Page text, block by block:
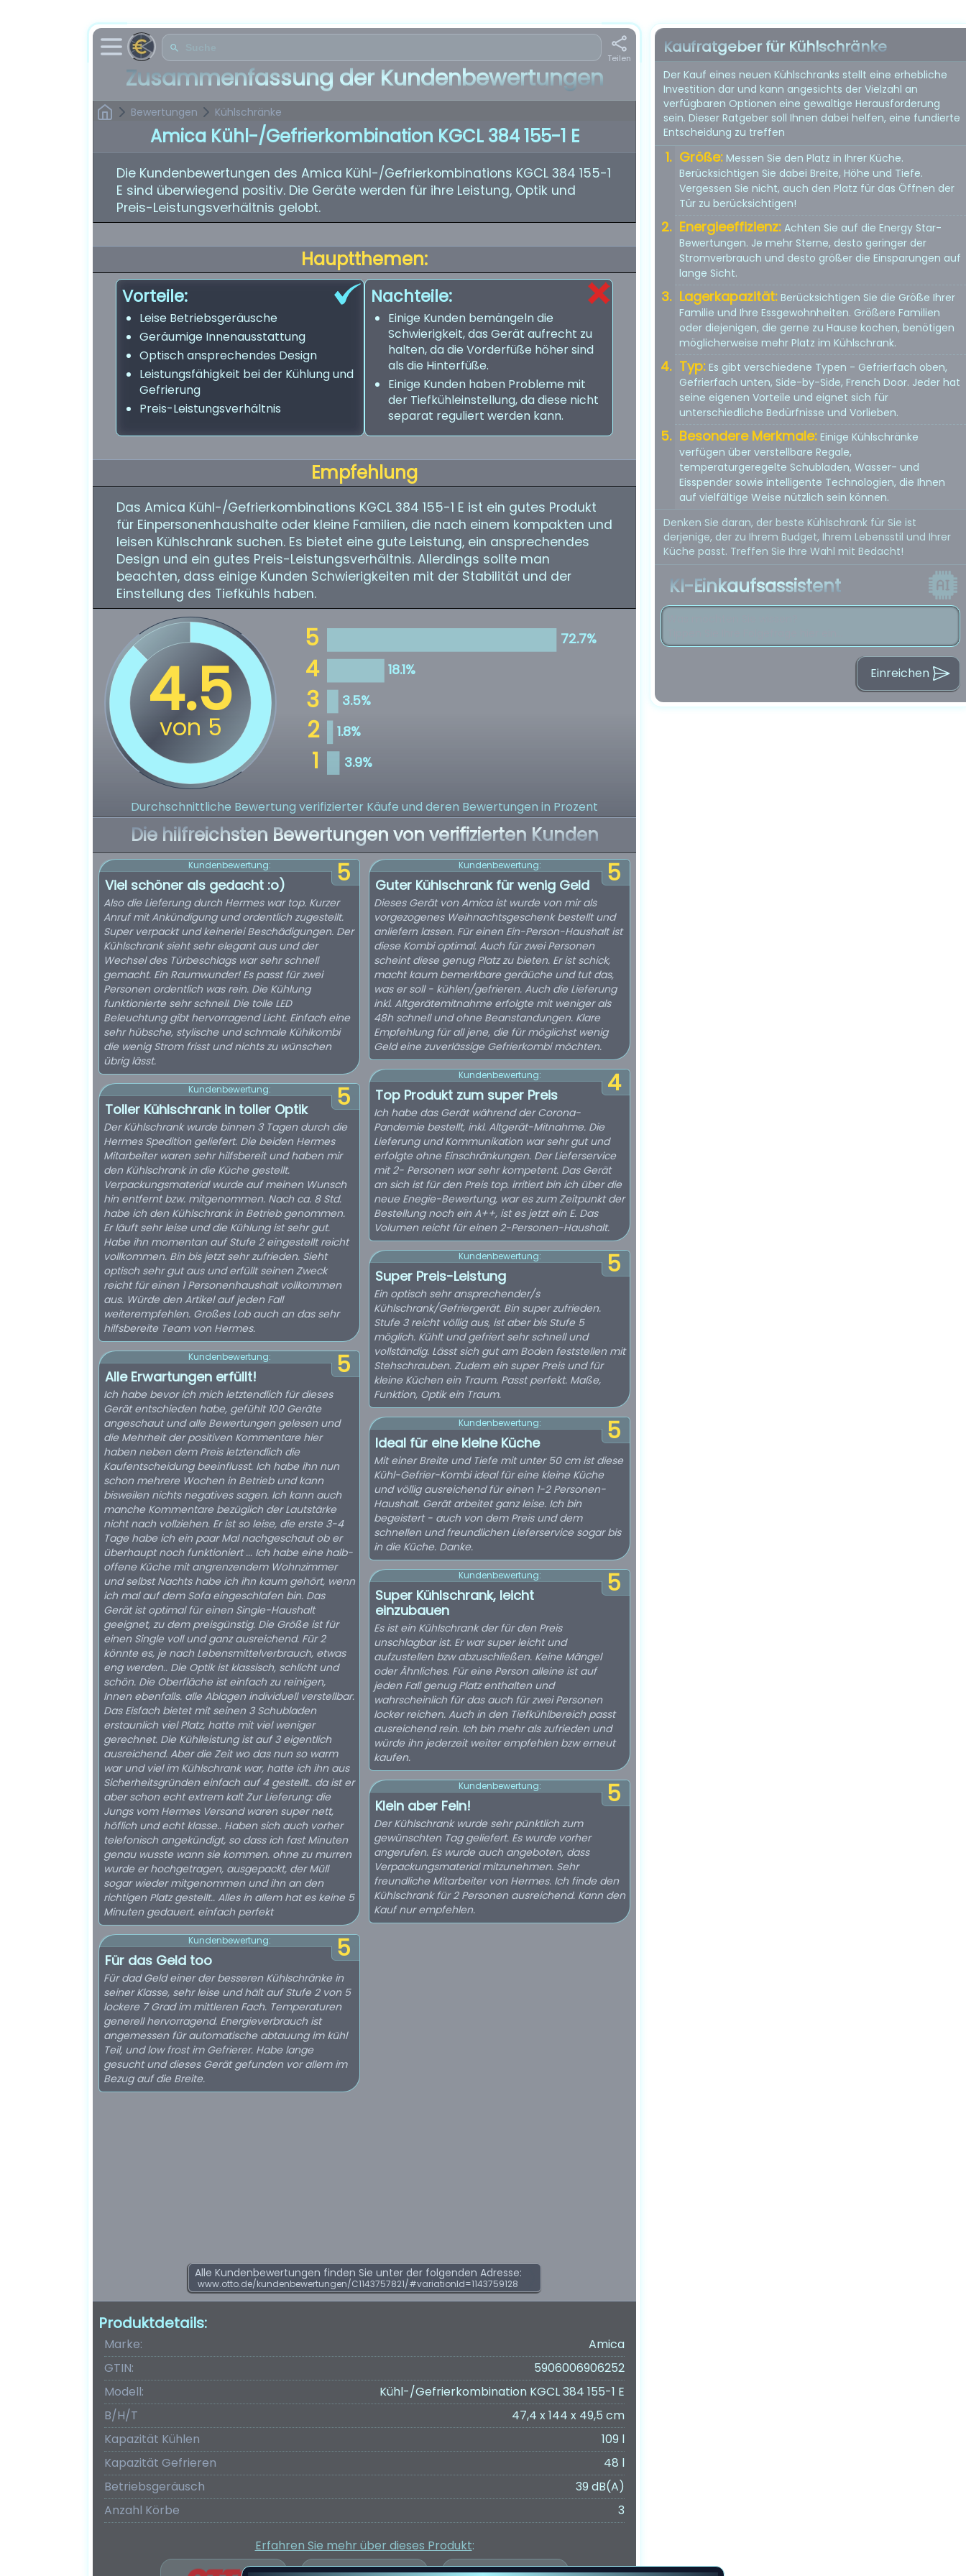
Teilen
Zusammenfassung der Kundenbewertungen
Bewertungen Kühlschränke
Amica Kühl-/Gefrierkombination KGCL 384 155-1 E
Die Kundenbewertungen des Amica Kühl-/Gefrierkombinations KGCL 384 155-1
E sind überwiegend positiv. Die Geräte werden für ihre Leistung, Optik und
Preis-Leistungsverhältnis gelobt.
Hauptthemen:
Vorteile:
Leise Betriebsgeräusche
Geräumige Innenausstattung
Optisch ansprechendes Design
Leistungsfähigkeit bei der Kühlung und
Gefrierung
Preis-Leistungsverhältnis
Nachteile:
Einige Kunden bemängeln die
Schwierigkeit, das Gerät aufrecht zu
halten, da die Vorderfüße höher sind
als die Hinterfüße.
Einige Kunden haben Probleme mit
der Tiefkühleinstellung, da diese nicht
separat reguliert werden kann.
Empfehlung
Das Amica Kühl-/Gefrierkombinations KGCL 384 155-1 E ist ein gutes Produkt
für Einpersonenhaushalte oder kleine Familien, die nach einem kompakten und
leisen Kühlschrank suchen. Es bietet eine gute Leistung, ein ansprechendes
Design und ein gutes Preis-Leistungsverhältnis. Allerdings sollte man
beachten, dass einige Kunden Schwierigkeiten mit der Stabilität und der
Einstellung des Tiefkühls haben.
Durchschnittliche Bewertung verifizierter Käufe und deren Bewertungen in Prozent
Die hilfreichsten Bewertungen von verifizierten Kunden
5
Kundenbewertung:
Viel schöner als gedacht :o)
Also die Lieferung durch Hermes war top. Kurzer
Anruf mit Ankündigung und ordentlich zugestellt.
Super verpackt und keinerlei Beschädigungen. Der
Kühlschrank sieht sehr elegant aus und der
Wechsel des Türbeschlags war sehr schnell
gemacht. Ein Raumwunder! Es passt für zwei
Personen ordentlich was rein. Die Kühlung
funktionierte sehr schnell. Die tolle LED
Beleuchtung gibt hervorragend Licht. Einfach eine
sehr hübsche, stylische und schmale Kühlkombi
die wenig Strom frisst und nichts zu wünschen
übrig lässt.
5
Kundenbewertung:
Toller Kühlschrank in toller Optik
Der Kühlschrank wurde binnen 3 Tagen durch die
Hermes Spedition geliefert. Die beiden Hermes
Mitarbeiter waren sehr hilfsbereit und haben mir
den Kühlschrank in die Küche gestellt.
Verpackungsmaterial wurde auf meinen Wunsch
hin entfernt bzw. mitgenommen. Nach ca. 8 Std.
habe ich den Kühlschrank in Betrieb genommen.
Er läuft sehr leise und die Kühlung ist sehr gut.
Habe ihn momentan auf Stufe 2 eingestellt reicht
vollkommen. Bin bis jetzt sehr zufrieden. Sieht
optisch sehr gut aus und erfüllt seinen Zweck
reicht für einen 1 Personenhaushalt vollkommen
aus. Würde den Artikel auf jeden Fall
weiterempfehlen. Großes Lob auch an das sehr
hilfsbereite Team von Hermes.
5
Kundenbewertung:
Alle Erwartungen erfüllt!
Ich habe bevor ich mich letztendlich für dieses
Gerät entschieden habe, gefühlt 100 Geräte
angeschaut und alle Bewertungen gelesen und
die Mehrheit der positiven Kommentare hier
haben neben dem Preis letztendlich die
Kaufentscheidung beeinflusst. Ich habe ihn nun
schon mehrere Wochen in Betrieb und kann
bisweilen nichts negatives sagen. Ich kann auch
manche Kommentare bezüglich der Lautstärke
nicht nach vollziehen. Er ist so leise, die erste 3-4
Tage habe ich ein paar Mal nachgeschaut ob er
überhaupt noch funktioniert ... Ich habe eine halb-
offene Küche mit angrenzendem Wohnzimmer
und selbst Nachts habe ich ihn kaum gehört, wenn
ich mal auf dem Sofa eingeschlafen bin. Das
Gerät ist optimal für einen Single-Haushalt
geeignet, zu dem preisgünstig. Die Größe ist für
einen Single voll und ganz ausreichend. Für 2
könnte es, je nach Lebensmittelverbrauch, etwas
eng werden.. Die Optik ist klassisch, schlicht und
schön. Die Oberfläche ist einfach zu reinigen,
Innen ebenfalls. alle Ablagen individuell verstellbar.
Das Eisfach bietet mit seinen 3 Schubladen
erstaunlich viel Platz, hatte mit viel weniger
gerechnet. Die Kühlleistung ist auf 3 eigentlich
ausreichend. Aber die Zeit wo das nun so warm
war und viel im Kühlschrank war, hatte ich ihn aus
Sicherheitsgründen einfach auf 4 gestellt.. da ist er
aber schon echt extrem kalt Zur Lieferung: die
Jungs vom Hermes Versand waren super nett,
höflich und echt klasse.. Haben sich auch vorher
telefonisch angekündigt, so dass ich fast Minuten
genau wusste wann sie kommen. ohne zu murren
wurde er hochgetragen, ausgepackt, der Müll
sogar wieder mitgenommen und ihn an den
richtigen Platz gestellt.. Alles in allem hat es keine 5
Minuten gedauert. einfach perfekt
5
Kundenbewertung:
Für das Geld too
Für dad Geld einer der besseren Kühlschränke in
seiner Klasse, sehr leise und hält auf Stufe 2 von 5
lockere 7 Grad im mittleren Fach. Temperaturen
generell hervorragend. Energieverbrauch ist
angemessen für automatische abtauung im kühl
Teil, und low frost im Gefrierer. Habe lange
gesucht und dieses Gerät gefunden vor allem im
Bezug auf die Breite.
5
Kundenbewertung:
Guter Kühlschrank für wenig Geld
Dieses Gerät von Amica ist wurde von mir als
vorgezogenes Weihnachtsgeschenk bestellt und
anliefern lassen. Für einen Ein-Person-Haushalt ist
diese Kombi optimal. Auch für zwei Personen
scheint diese genug Platz zu bieten. Er ist schick,
macht kaum bemerkbare geräüche und tut das,
was er soll - kühlen/gefrieren. Auch die Lieferung
inkl. Altgerätemitnahme erfolgte mit weniger als
48h schnell und ohne Beanstandungen. Klare
Empfehlung für all jene, die für möglichst wenig
Geld eine zuverlässige Gefrierkombi möchten.
4
Kundenbewertung:
Top Produkt zum super Preis
Ich habe das Gerät während der Corona-
Pandemie bestellt, inkl. Altgerät-Mitnahme. Die
Lieferung und Kommunikation war sehr gut und
erfolgte ohne Einschränkungen. Der Lieferservice
mit 2- Personen war sehr kompetent. Das Gerät
an sich ist für den Preis top. irritiert bin ich über die
neue Enegie-Bewertung, war es zum Zeitpunkt der
Bestellung noch ein A++, ist es jetzt ein E. Das
Volumen reicht für einen 2-Personen-Haushalt.
5
Kundenbewertung:
Super Preis-Leistung
Ein optisch sehr ansprechender/s
Kühlschrank/Gefriergerät. Bin super zufrieden.
Stufe 3 reicht völlig aus, ist aber bis Stufe 5
möglich. Kühlt und gefriert sehr schnell und
vollständig. Lässt sich gut am Boden feststellen mit
Stehschrauben. Zudem ein super Preis und für
kleine Küchen ein Traum. Passt perfekt. Maße,
Funktion, Optik ein Traum.
5
Kundenbewertung:
Ideal für eine kleine Küche
Mit einer Breite und Tiefe mit unter 50 cm ist diese
Kühl-Gefrier-Kombi ideal für eine kleine Küche
und völlig ausreichend für einen 1-2 Personen-
Haushalt. Gerät arbeitet ganz leise. Ich bin
begeistert - auch von dem Preis und dem
schnellen und freundlichen Lieferservice sogar bis
in die Küche. Danke.
5
Kundenbewertung:
Super Kühlschrank, leicht
einzubauen
Es ist ein Kühlschrank der für den Preis
unschlagbar ist. Er war super leicht und
aufzustellen bzw abzuschließen. Keine Mängel
oder Ähnliches. Für eine Person alleine ist auf
jeden Fall genug Platz enthalten und
wahrscheinlich für das auch für zwei Personen
locker reichen. Auch in den Tiefkühlbereich passt
ausreichend rein. Ich bin mehr als zufrieden und
würde ihn jederzeit weiter empfehlen bzw erneut
kaufen.
5
Kundenbewertung:
Klein aber Fein!
Der Kühlschrank wurde sehr pünktlich zum
gewünschten Tag geliefert. Es wurde vorher
angerufen. Es wurde auch angeboten, dass
Verpackungsmaterial mitzunehmen. Sehr
freundliche Mitarbeiter von Hermes. Ich finde den
Kühlschrank für 2 Personen ausreichend. Kann den
Kauf nur empfehlen.
Alle Kundenbewertungen finden Sie unter der folgenden Adresse:
www.otto.de/kundenbewertungen/C1143757821/#variationId=1143759128
Produktdetails:
Marke:
Amica
GTIN:
5906006906252
Modell:
Kühl-/Gefrierkombination KGCL 384 155-1 E
B/H/T
47,4 x 144 x 49,5 cm
Kapazität Kühlen
109 l
Kapazität Gefrieren
48 l
Betriebsgeräusch
39 dB(A)
Anzahl Körbe
3
Erfahren Sie mehr über dieses Produkt:
Kaufratgeber für Kühlschränke
Der Kauf eines neuen Kühlschranks stellt eine erhebliche
Investition dar und kann angesichts der Vielzahl an
verfügbaren Optionen eine gewaltige Herausforderung
sein. Dieser Ratgeber soll Ihnen dabei helfen, eine fundierte
Entscheidung zu treffen
Größe: Messen Sie den Platz in Ihrer Küche.
Berücksichtigen Sie dabei Breite, Höhe und Tiefe.
Vergessen Sie nicht, auch den Platz für das Öffnen der
Tür zu berücksichtigen!
Energieeffizienz: Achten Sie auf die Energy Star-
Bewertungen. Je mehr Sterne, desto geringer der
Stromverbrauch und desto größer die Einsparungen auf
lange Sicht.
Lagerkapazität: Berücksichtigen Sie die Größe Ihrer
Familie und Ihre Essgewohnheiten. Größere Familien
oder diejenigen, die gerne zu Hause kochen, benötigen
möglicherweise mehr Platz im Kühlschrank.
Typ: Es gibt verschiedene Typen - Gefrierfach oben,
Gefrierfach unten, Side-by-Side, French Door. Jeder hat
seine eigenen Vorteile und eignet sich für
unterschiedliche Bedürfnisse und Vorlieben.
Besondere Merkmale: Einige Kühlschränke
verfügen über verstellbare Regale,
temperaturgeregelte Schubladen, Wasser- und
Eisspender sowie intelligente Technologien, die Ihnen
auf vielfältige Weise nützlich sein können.
Denken Sie daran, der beste Kühlschrank für Sie ist
derjenige, der zu Ihrem Budget, Ihrem Lebensstil und Ihrer
Küche passt. Treffen Sie Ihre Wahl mit Bedacht!
KI-Einkaufsassistent
Einreichen